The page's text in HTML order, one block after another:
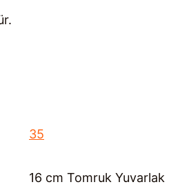
35
16 cm Tomruk Yuvarlak